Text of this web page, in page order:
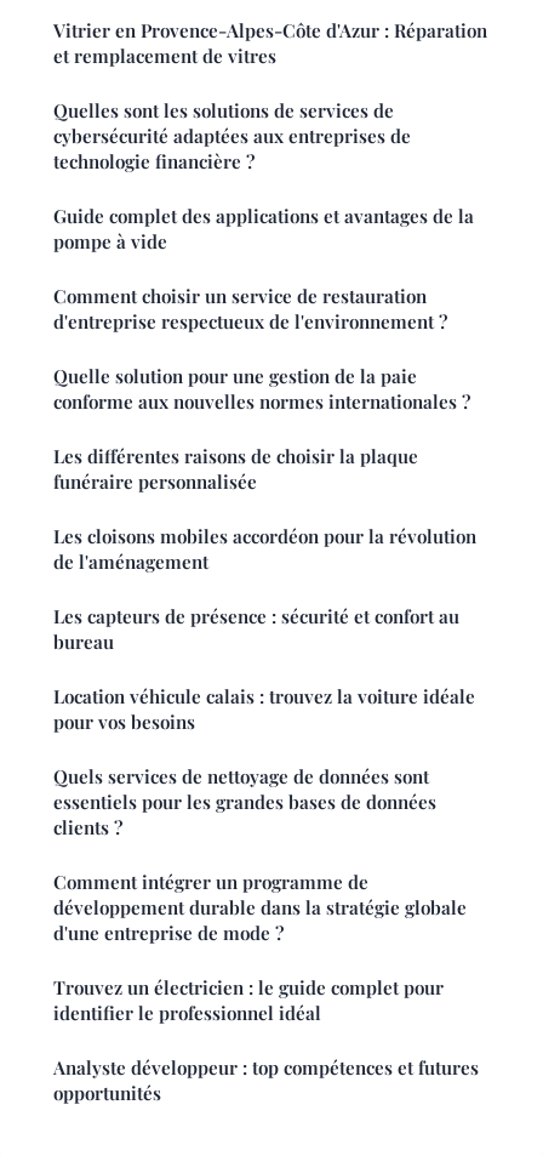
Vitrier en Provence-Alpes-Côte d'Azur : Réparation
et remplacement de vitres
Quelles sont les solutions de services de
cybersécurité adaptées aux entreprises de
technologie financière ?
Guide complet des applications et avantages de la
pompe à vide
Comment choisir un service de restauration
d'entreprise respectueux de l'environnement ?
Quelle solution pour une gestion de la paie
conforme aux nouvelles normes internationales ?
Les différentes raisons de choisir la plaque
funéraire personnalisée
Les cloisons mobiles accordéon pour la révolution
de l'aménagement
Les capteurs de présence : sécurité et confort au
bureau
Location véhicule calais : trouvez la voiture idéale
pour vos besoins
Quels services de nettoyage de données sont
essentiels pour les grandes bases de données
clients ?
Comment intégrer un programme de
développement durable dans la stratégie globale
d'une entreprise de mode ?
Trouvez un électricien : le guide complet pour
identifier le professionnel idéal
Analyste développeur : top compétences et futures
opportunités